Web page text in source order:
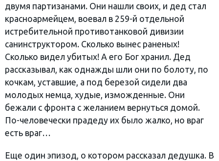
двумя партизанами. Они нашли своих, и дед стал
красноармейцем, воевал в 259-й отдельной
истребительной противотанковой дивизии
санинструктором. Сколько вынес раненых!
Сколько видел убитых! А его Бог хранил. Дед
рассказывал, как однажды шли они по болоту, по
кочкам, уставшие, а под березой сидели два
молодых немца, худые, изможденные. Они
бежали с фронта с желанием вернуться домой.
По-человечески прадеду их было жалко, но враг
есть враг…
Еще один эпизод, о котором рассказал дедушка. В